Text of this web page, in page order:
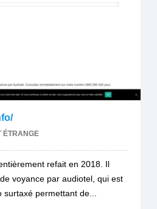
ÉTRANGE
refait en 2018. Il
voyance par audiotel, qui est
permettant de...